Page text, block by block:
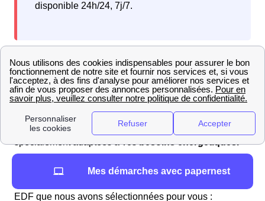
disponible 24h/24, 7j/7.
Comparateur d'offres gaz à Bellencombre : avis et
classement des fournisseurs en 2025
Pour les Bellencombrais souhaitant faire un choix
éclairé parmi les offres de gaz, la comparaison est
essentielle. Notre sélection vous propose des offres
spécialement adaptées à vosbesoins énergétiques.
Que vous recherchiez des tarifs avantageux ou des
EDF que nous avons sélectionnées pour vous :
Mes démarches avec papernest